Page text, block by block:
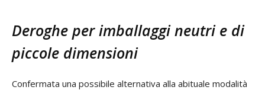
Deroghe per imballaggi neutri e di
piccole dimensioni
Confermata una possibile alternativa alla abituale modalità